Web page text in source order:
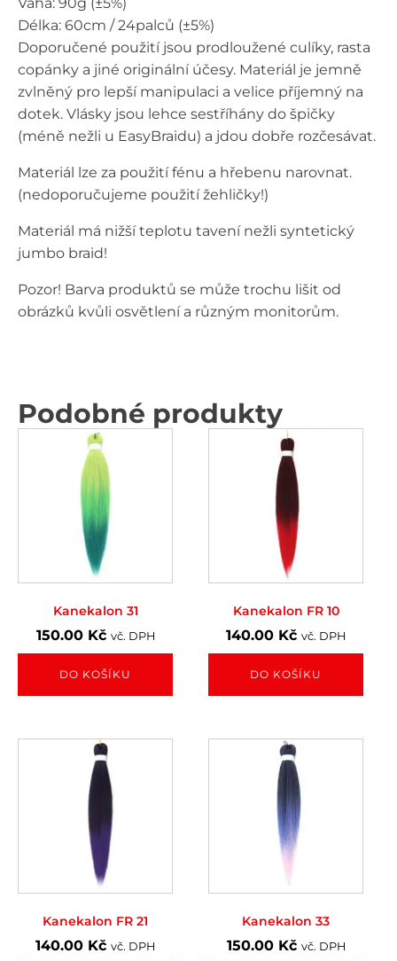
Délka: 60cm / 24palců (±5%)
Doporučené použití jsou prodloužené culíky, rasta
copánky a jiné originální účesy. Materiál je jemně
zvlněný pro lepší manipulaci a velice příjemný na
dotek. Vlásky jsou lehce sestříhány do špičky
(méně nežli u EasyBraidu) a jdou dobře rozčesávat.
Materiál lze za použití fénu a hřebenu narovnat.
(nedoporučujeme použití žehličky!)
Materiál má nižší teplotu tavení nežli syntetický
jumbo braid!
Pozor! Barva produktů se může trochu lišit od
obrázků kvůli osvětlení a různým monitorům.
Podobné produkty
Kanekalon 31
150.00 Kč vč. DPH
DO KOŠÍKU
Kanekalon FR 10
140.00 Kč vč. DPH
DO KOŠÍKU
Kanekalon FR 21
140.00 Kč vč. DPH
Kanekalon 33
150.00 Kč vč. DPH